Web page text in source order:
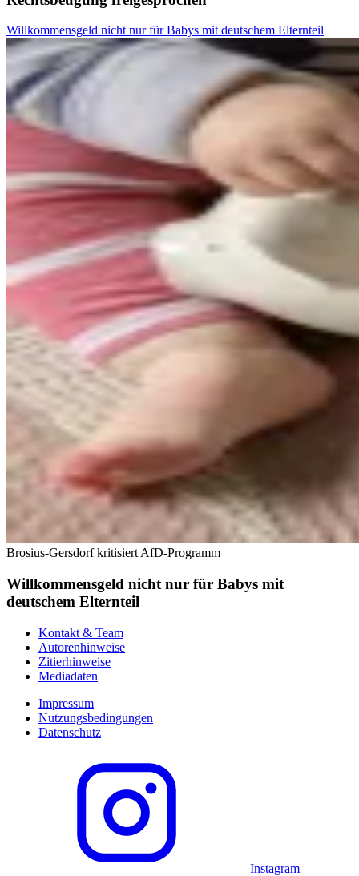
Willkommensgeld nicht nur für Babys mit deutschem Elternteil
Brosius-Gersdorf kritisiert AfD-Programm
Willkommensgeld nicht nur für Babys mit
deutschem Elternteil
Kontakt & Team
Autorenhinweise
Zitierhinweise
Mediadaten
Impressum
Nutzungsbedingungen
Datenschutz
Instagram